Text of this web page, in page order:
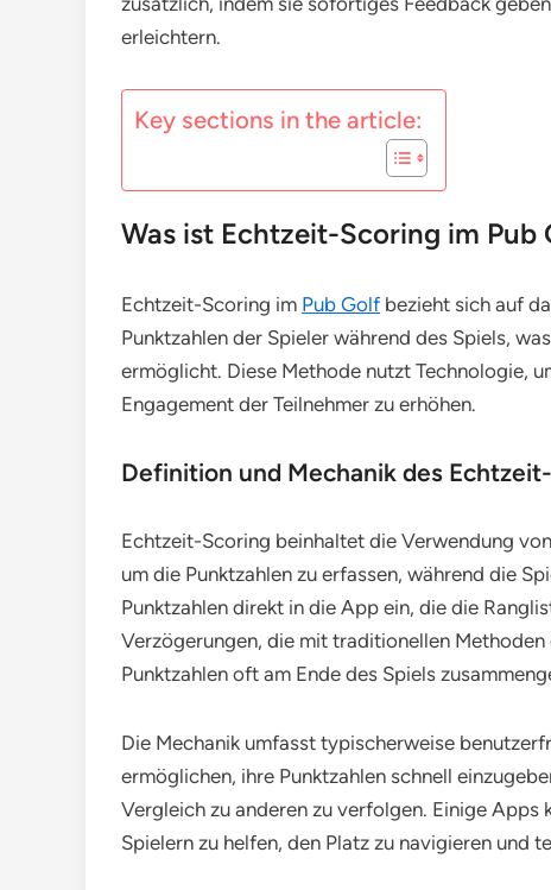
erleichtern.
Key sections in the article:
Was ist Echtzeit-Scoring im Pub
Echtzeit-Scoring im Pub Golf bezieht sich auf
Punktzahlen der Spieler während des Spiels,
ermöglicht. Diese Methode nutzt Technologie,
Engagement der Teilnehmer zu erhöhen.
Definition und Mechanik des
Echtzeit-Scoring beinhaltet die Verwendung
um die Punktzahlen zu erfassen, während die
Punktzahlen direkt in die App ein, die die
Verzögerungen, die mit traditionellen
Punktzahlen oft am Ende des Spiels
Die Mechanik umfasst typischerweise
ermöglichen, ihre Punktzahlen schnell
Vergleich zu anderen zu verfolgen. Einige Apps
Spielern zu helfen, den Platz zu navigieren und